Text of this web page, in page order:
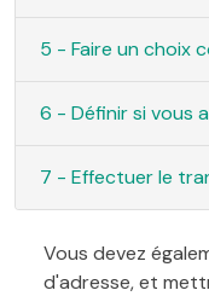
5 - Faire un choix
6 - Définir si vous
7 - Effectuer le
Vous devez
d'adresse, et